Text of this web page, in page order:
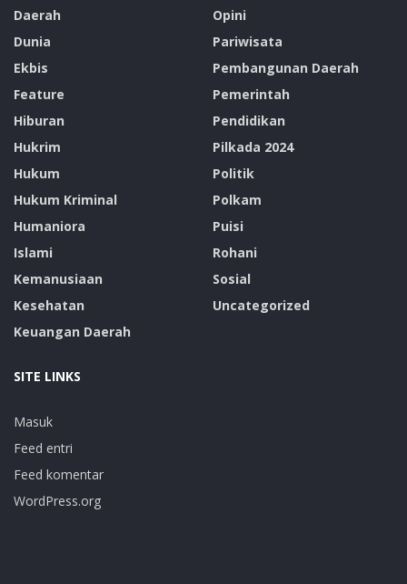
Daerah
Dunia
Ekbis
Feature
Hiburan
Hukrim
Hukum
Hukum Kriminal
Humaniora
Islami
Kemanusiaan
Kesehatan
Keuangan Daerah
Opini
Pariwisata
Pembangunan Daerah
Pemerintah
Pendidikan
Pilkada 2024
Politik
Polkam
Puisi
Rohani
Sosial
Uncategorized
SITE LINKS
Masuk
Feed entri
Feed komentar
WordPress.org